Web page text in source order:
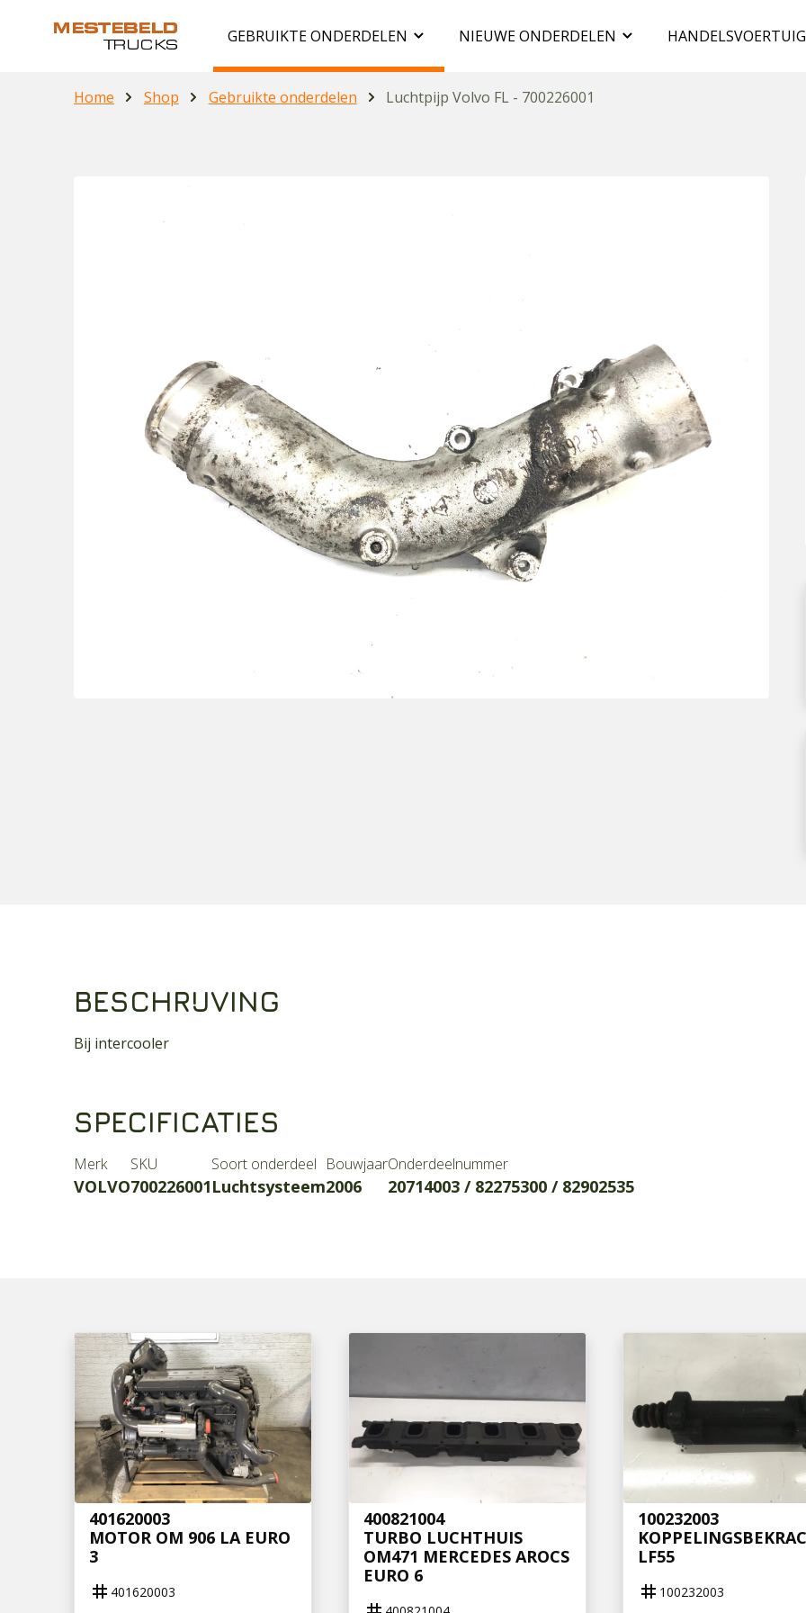
GEBRUIKTE ONDERDELEN NIEUWE ONDERDELEN
Home Shop Gebruikte onderdelen Luchtpijp Volvo FL - 700226001
BESCHRIJVING
Bij intercooler
SPECIFICATIES
Merk
VOLVO
SKU
700226001
Soort onderdeel
Luchtsysteem
Bouwjaar
2006
Onderdeelnummer
20714003 / 82275300 / 82902535
401620003
MOTOR OM 906 LA EURO
3
tag 401620003
400821004
TURBO LUCHTHUIS
OM471 MERCEDES AROCS
EURO 6
100232003
LF55
tag 100232003